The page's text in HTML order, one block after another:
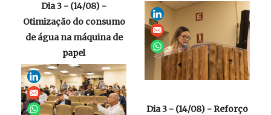
Dia 3 - (14/08) -
Otimização do consumo
de água na máquina de
papel
Dia 3 - (14/08) - Reforço